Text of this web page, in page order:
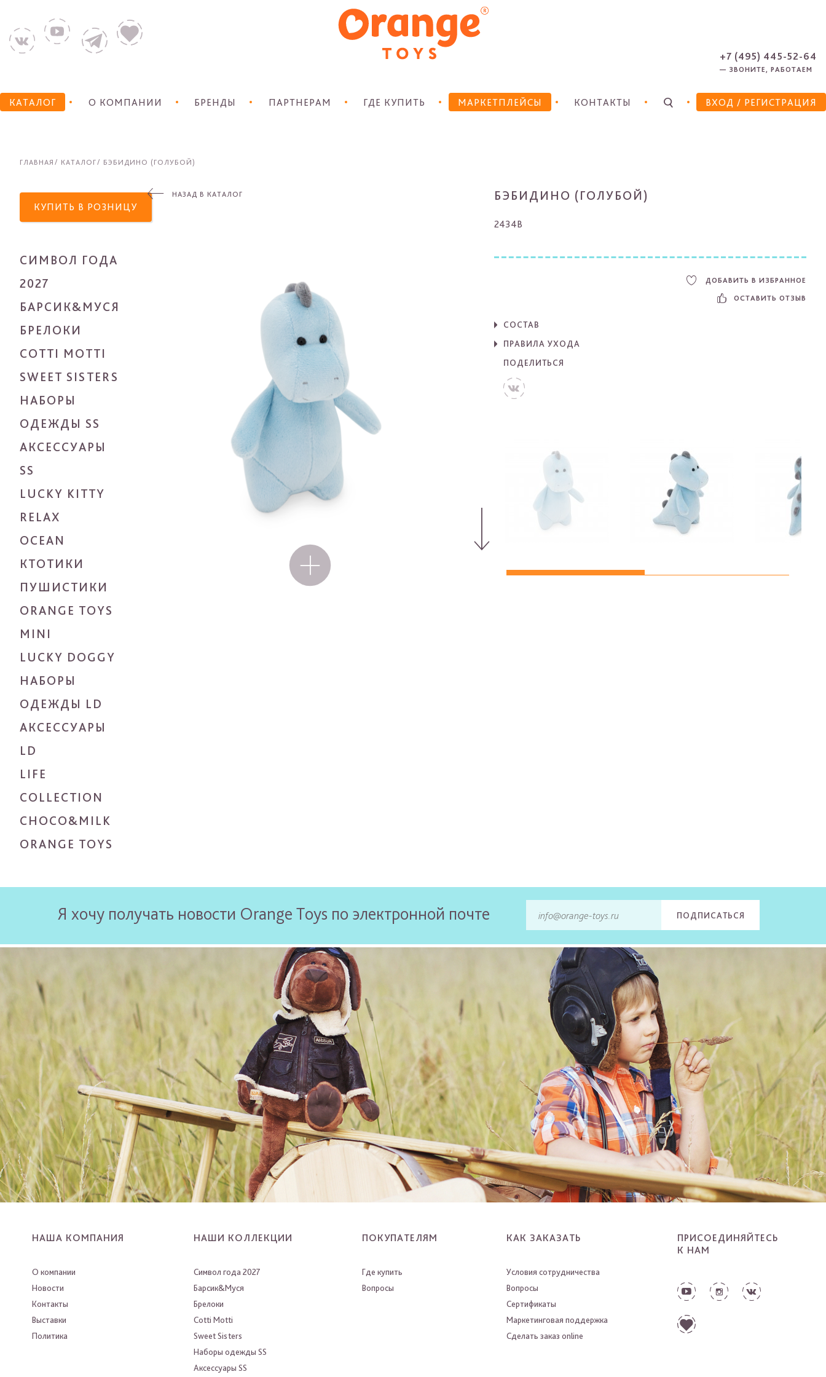
КАТАЛОГ О КОМПАНИИ БРЕНДЫ ПАРТНЕРАМ ГДЕ КУПИТЬ МАРКЕТПЛЕЙСЫ КОНТАКТЫ ВХОД / РЕГИСТРАЦИЯ
+7 (495) 445-52-64
— ЗВОНИТЕ, РАБОТАЕМ
ГЛАВНАЯ КАТАЛОГ БЭБИДИНО (ГОЛУБОЙ)
КУПИТЬ В РОЗНИЦУ
СИМВОЛ ГОДА
2027
БАРСИК&МУСЯ
БРЕЛОКИ
COTTI MOTTI
SWEET SISTERS
НАБОРЫ
ОДЕЖДЫ SS
АКСЕССУАРЫ
SS
LUCKY KITTY
RELAX
OCEAN
КТОТИКИ
ПУШИСТИКИ
ORANGE TOYS
MINI
LUCKY DOGGY
НАБОРЫ
ОДЕЖДЫ LD
АКСЕССУАРЫ
LD
LIFE
COLLECTION
CHOCO&MILK
ORANGE TOYS
НАЗАД В КАТАЛОГ БЭБИДИНО (ГОЛУБОЙ)
2434B
ДОБАВИТЬ В ИЗБРАННОЕ
ОСТАВИТЬ ОТЗЫВ
СОСТАВ
ПРАВИЛА УХОДА
ПОДЕЛИТЬСЯ
Я хочу получать новости Orange Toys по электронной почте ПОДПИСАТЬСЯ
НАША КОМПАНИЯ
О компании
Новости
Контакты
Выставки
Политика
НАШИ КОЛЛЕКЦИИ
Символ года 2027
Барсик&Муся
Брелоки
Cotti Motti
Sweet Sisters
Наборы одежды SS
Аксессуары SS
ПОКУПАТЕЛЯМ
Где купить
Вопросы
КАК ЗАКАЗАТЬ
Условия сотрудничества
Вопросы
Сертификаты
Маркетинговая поддержка
Сделать заказ online
ПРИСОЕДИНЯЙТЕСЬ
К НАМ